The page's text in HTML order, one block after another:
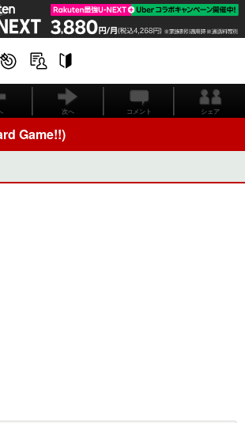
次へ コメント シェア
Game!!)